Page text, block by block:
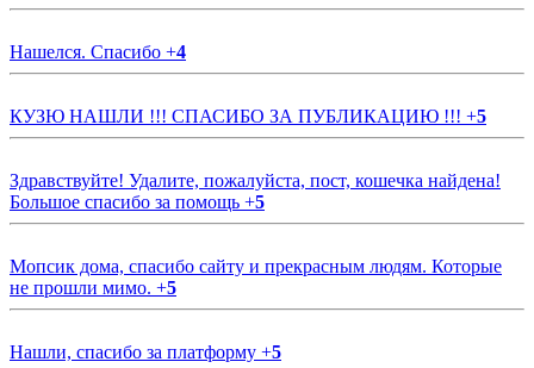
Нашелся. Спасибо +4
КУЗЮ НАШЛИ !!! СПАСИБО ЗА ПУБЛИКАЦИЮ !!! +5
Здравствуйте! Удалите, пожалуйста, пост, кошечка найдена!
Большое спасибо за помощь +5
Мопсик дома, спасибо сайту и прекрасным людям. Которые
не прошли мимо. +5
Нашли, спасибо за платформу +5